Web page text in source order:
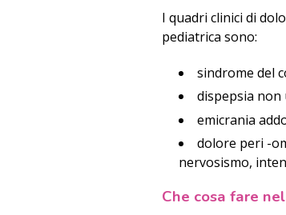
I quadri clinici di
pediatrica sono:
sindrome del
dispepsia non
emicrania
dolore peri -
nervosismo,
Che cosa fare